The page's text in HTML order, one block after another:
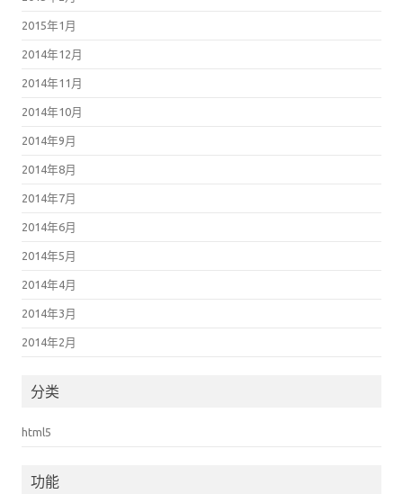
2015年1月
2014年12月
2014年11月
2014年10月
2014年9月
2014年8月
2014年7月
2014年6月
2014年5月
2014年4月
2014年3月
2014年2月
分类
html5
功能